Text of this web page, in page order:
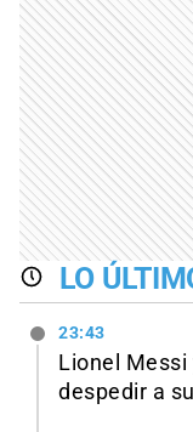
LO
23:43
Lionel Messi
despedir a